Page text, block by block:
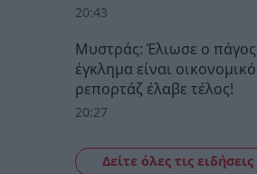
20:43
Μυστράς: Έλιωσε ο πάγος
έγκλημα είναι
ρεπορτάζ έλαβε τέλος!
20:27
Δείτε όλες τις ειδήσεις